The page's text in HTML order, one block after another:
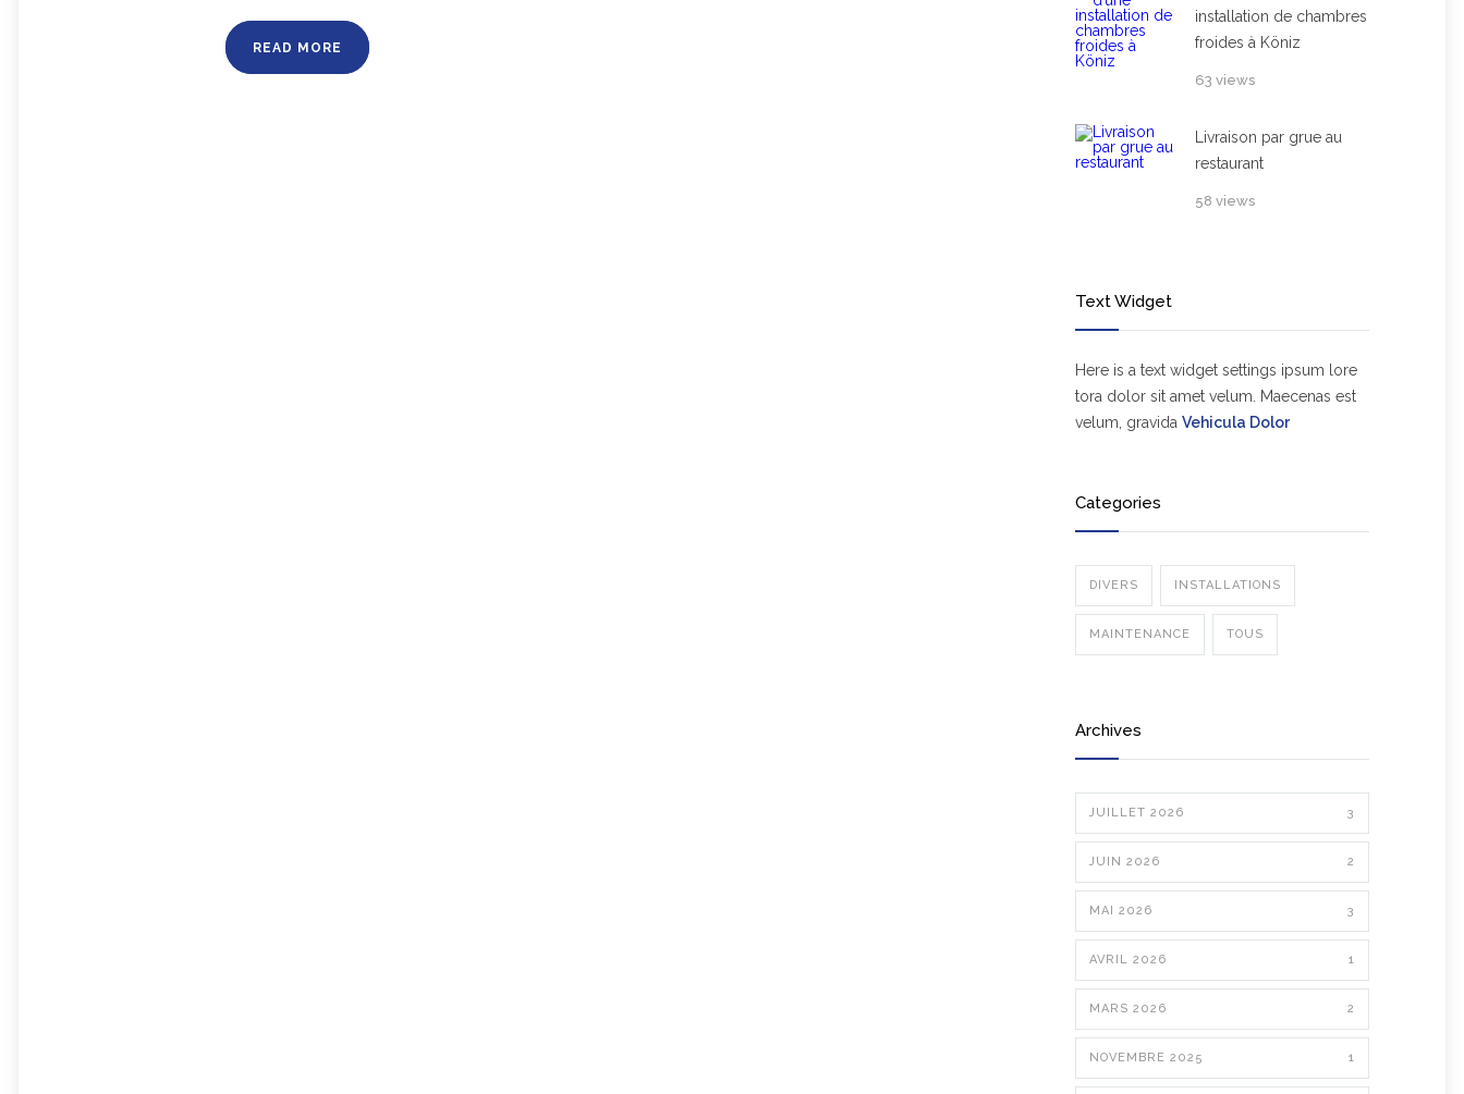
READ MORE
installation de chambres
froides à Köniz
63 views
Livraison par grue au
restaurant
58 views
Text Widget
Here is a text widget settings ipsum lore
tora dolor sit amet velum. Maecenas est
velum, gravida Vehicula Dolor
Categories
DIVERS INSTALLATIONS
MAINTENANCE TOUS
Archives
JUILLET 2026 3
JUIN 2026 2
MAI 2026 3
AVRIL 2026 1
MARS 2026 2
NOVEMBRE 2025 1